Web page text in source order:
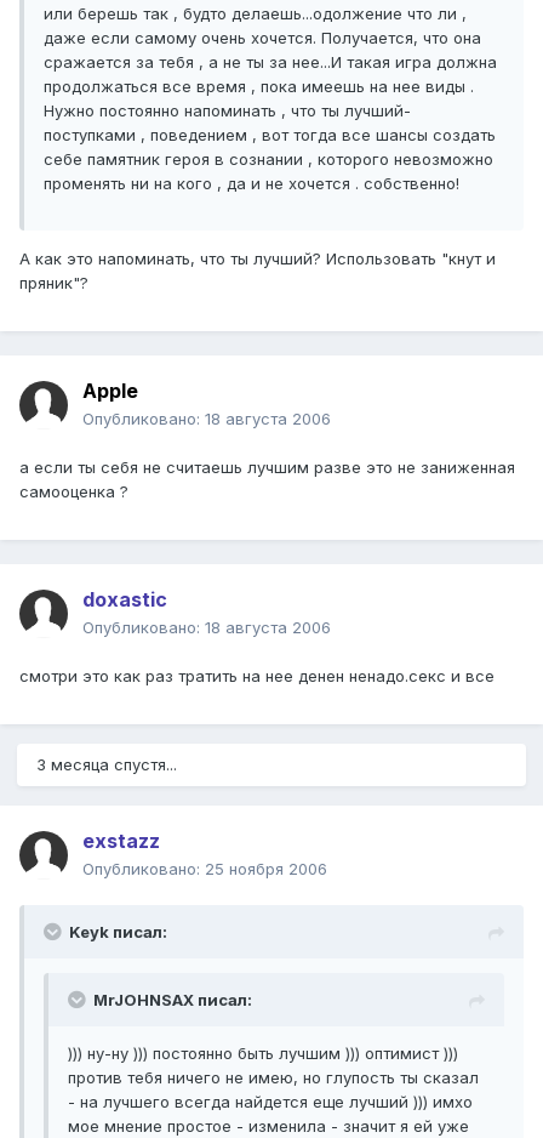
или берешь так , будто делаешь...одолжение что ли ,
даже если самому очень хочется. Получается, что она
сражается за тебя , а не ты за нее...И такая игра должна
продолжаться все время , пока имеешь на нее виды .
Нужно постоянно напоминать , что ты лучший-
поступками , поведением , вот тогда все шансы создать
себе памятник героя в сознании , которого невозможно
променять ни на кого , да и не хочется . собственно!
А как это напоминать, что ты лучший? Использовать "кнут и
пряник"?
Apple
Опубликовано: 18 августа 2006
а если ты себя не считаешь лучшим разве это не заниженная
самооценка ?
doxastic
Опубликовано: 18 августа 2006
смотри это как раз тратить на нее денен ненадо.секс и все
3 месяца спустя...
exstazz
Опубликовано: 25 ноября 2006
Keyk писал:
MrJOHNSAX писал:
))) ну-ну ))) постоянно быть лучшим ))) оптимист )))
против тебя ничего не имею, но глупость ты сказал
- на лучшего всегда найдется еще лучший ))) имхо
мое мнение простое - изменила - значит я ей уже